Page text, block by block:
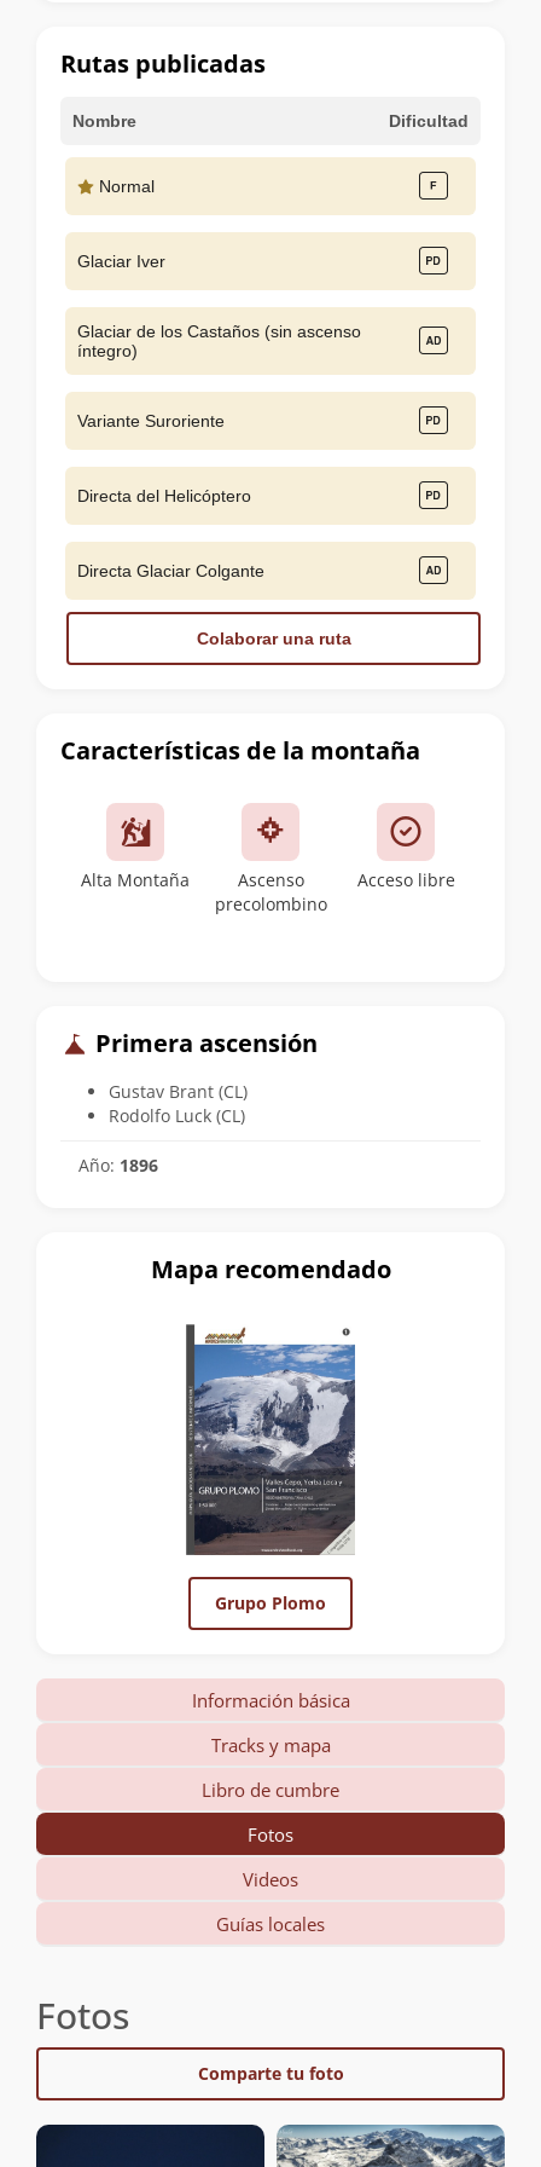
cumbre
Características de la montaña
Alta Montaña
Ascenso
precolombino
Acceso libre
Primera ascensión
Gustav Brant (CL)
Rodolfo Luck (CL)
Año: 1896
Rutas publicadas
Nombre Dificultad
Normal
Glaciar Iver
Glaciar de los Castaños (sin ascenso
íntegro)
Variante Suroriente
Directa del Helicóptero
Directa Glaciar Colgante
Colaborar una ruta
Mapa recomendado
Grupo Plomo
Información básica
Tracks y mapa
Libro de cumbre
Fotos
Videos
Guías locales
Fotos
Comparte tu foto